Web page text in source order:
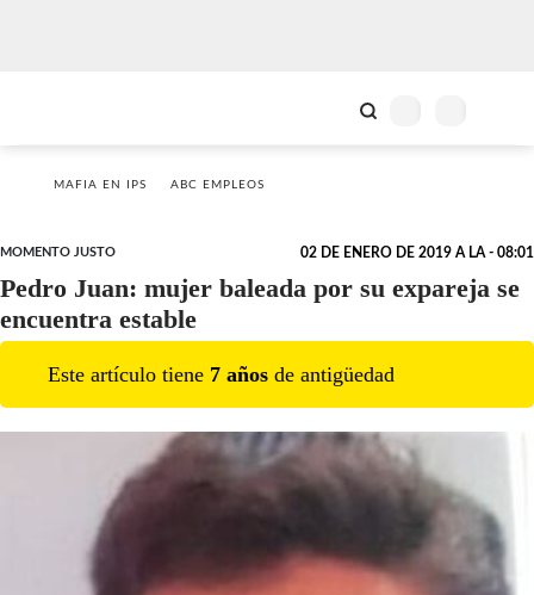
MAFIA EN IPS ABC EMPLEOS
MOMENTO JUSTO 02 DE ENERO DE 2019 A LA - 08:01
Pedro Juan: mujer baleada por su expareja se
encuentra estable
Este artículo tiene 7 años de antigüedad